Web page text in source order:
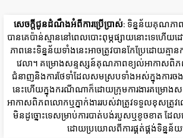
សេចក្តីជូនដំណឹងអំពីការប្រើប្រាស់: ទិន្នន័យគុណភា
បានគេប៉ាន់ស្មាននៅពេលបោះពុម្ភផ្សាយនោះទេហើយ
ភាពនេះទិន្នន័យទាំងនេះអាចត្រូវបានកែប្រែដោយគ្
វេលា។ គម្រោងសន្ទស្សន៍គុណភាពខ្យល់អាកាសពិភ
ជំនាញនិងការថែទាំដែលសមស្របទាំងអស់ក្នុងការច
នេះហើយក្នុងករណីណាក៏ដោយក្រុមការងារគម្រោ
អាកាសពិភពលោកឬភ្នាក់ងាររបស់វាត្រូវទទួលខុសត្រូវ
មិនដូច្នោះទេសម្រាប់ការបាត់បង់របួសឬខូចខាត ដែ
ដោយប្រយោលពីការផ្គត់ផ្គង់ទិន្នន័យ